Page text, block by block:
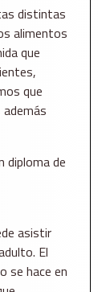
distintas
alimentos
que
que
diploma de
asistir
El
se hace en